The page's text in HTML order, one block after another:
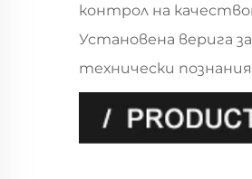
контрол на
Установена верига
технически